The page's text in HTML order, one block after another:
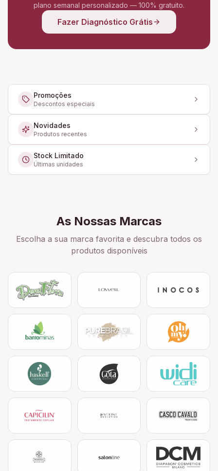
plano semanal personalizado — 100% gratuito.
Fazer Diagnóstico Grátis
Promoções
Descontos especiais
Novidades
Produtos recentes
Stock Limitado
Últimas unidades
As Nossas Marcas
Escolha a sua marca favorita e descubra todos os
produtos disponíveis